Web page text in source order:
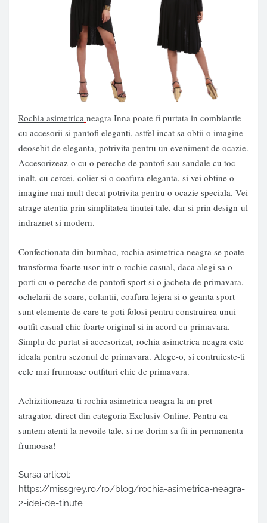
Rochia asimetrica neagra Inna poate fi purtata in combiantie
cu accesorii si pantofi eleganti, astfel incat sa obtii o imagine
deosebit de eleganta, potrivita pentru un eveniment de ocazie.
Accesorizeaz-o cu o pereche de pantofi sau sandale cu toc
inalt, cu cercei, colier si o coafura eleganta, si vei obtine o
imagine mai mult decat potrivita pentru o ocazie speciala. Vei
atrage atentia prin simplitatea tinutei tale, dar si prin design-ul
indraznet si modern.
Confectionata din bumbac, rochia asimetrica neagra se poate
transforma foarte usor intr-o rochie casual, daca alegi sa o
porti cu o pereche de pantofi sport si o jacheta de primavara.
ochelarii de soare, colantii, coafura lejera si o geanta sport
sunt elemente de care te poti folosi pentru construirea unui
outfit casual chic foarte original si in acord cu primavara.
Simplu de purtat si accesorizat, rochia asimetrica neagra este
ideala pentru sezonul de primavara. Alege-o, si contruieste-ti
cele mai frumoase outfituri chic de primavara.
Achizitioneaza-ti rochia asimetrica neagra la un pret
atragator, direct din categoria Exclusiv Online. Pentru ca
suntem atenti la nevoile tale, si ne dorim sa fii in permanenta
frumoasa!
Sursa articol:
https://missgrey.ro/ro/blog/rochia-asimetrica-neagra-
2-idei-de-tinute